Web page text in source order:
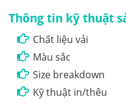
Thông tin kỹ thuật
Chất liệu vải
Màu sắc
Size breakdown
Kỹ thuật in/thêu